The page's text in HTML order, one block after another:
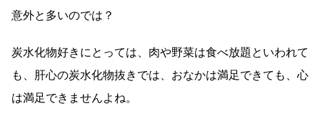
意外と多いのでは？
炭水化物好きにとっては、肉や野菜は食べ放題といわれて
も、肝心の炭水化物抜きでは、おなかは満足できても、心
は満足できませんよね。